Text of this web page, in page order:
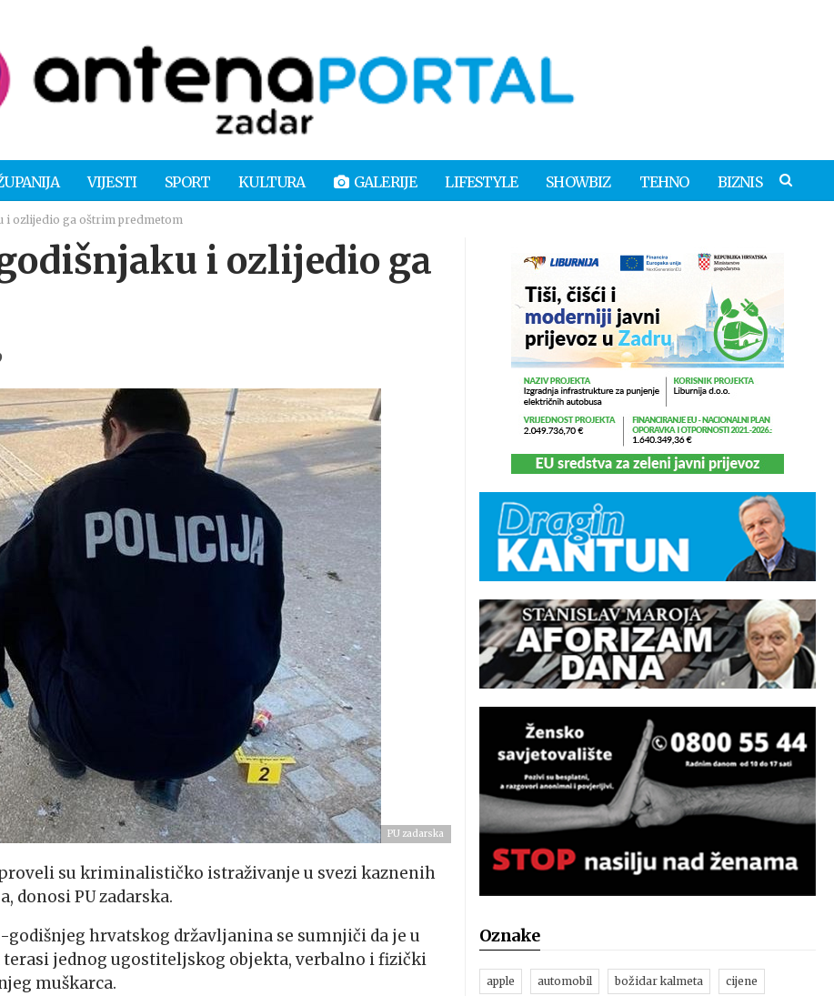
VIJESTI SPORT KULTURA GALERIJE LIFESTYLE SHOWBIZ TEHNO BIZNIS
i ozlijedio ga oštrim predmetom
i ozlijedio ga
PU zadarska
su kriminalističko istraživanje u svezi kaznenih
donosi PU zadarska.
hrvatskog državljanina se sumnjiči da je u
jednog ugostiteljskog objekta, verbalno i fizički
muškarca.
Oznake
apple automobil božidar kalmeta cijene